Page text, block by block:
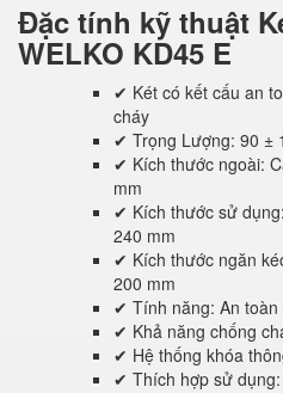
Đặc tính kỹ thuật
WELKO KD45 E
✔ Két có kết cấu an
cháy
✔ Trọng Lượng: 90 ±
✔ Kích thước ngoài:
mm
✔ Kích thước sử
240 mm
✔ Kích thước ngăn
200 mm
✔ Tính năng: An toàn
✔ Khả năng chống
✔ Hệ thống khóa
✔ Thích hợp sử